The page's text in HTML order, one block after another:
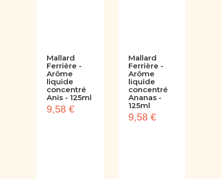
Mallard
Ferrière -
Arôme
liquide
concentré
Anis - 125ml
Mallard
Ferrière -
Arôme
liquide
concentré
Ananas -
125ml